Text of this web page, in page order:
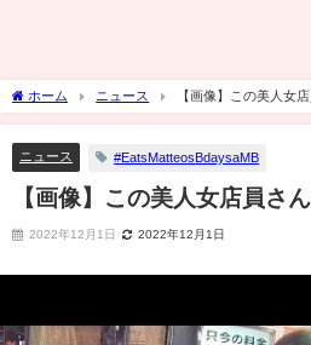
ホーム ニュース 【画像】この美人女
ニュース #EatsMatteosBdaysaMB
【画像】この美人女店員さ
2022年12月1日 2022年12月1日